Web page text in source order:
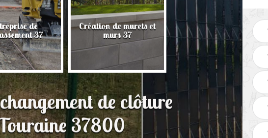
de
37
Création de murets et
murs 37
Installation de clôture
37
de clôture
37800